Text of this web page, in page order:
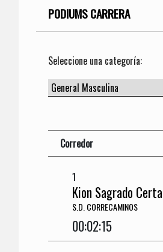
PODIUMS CARRERA
Seleccione una categoría:
Corredor
1
Kion Sagrado Certa
S.D. CORRECAMINOS
00:02:15